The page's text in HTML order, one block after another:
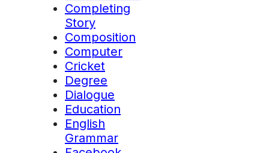
Completing
Story
Composition
Computer
Cricket
Degree
Dialogue
Education
English
Grammar